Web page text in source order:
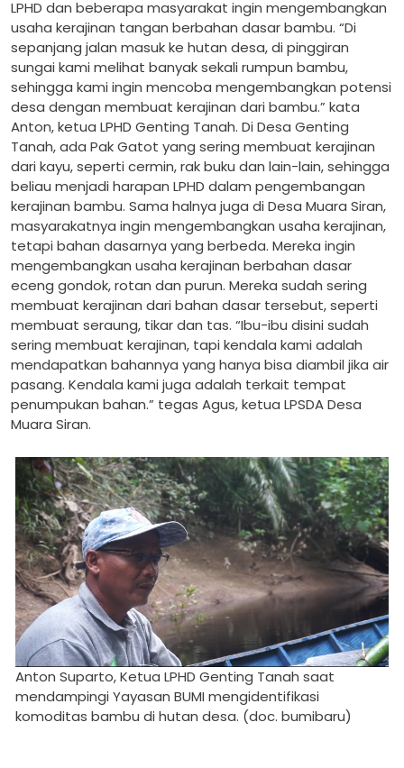
LPHD dan beberapa masyarakat ingin mengembangkan
usaha kerajinan tangan berbahan dasar bambu. “Di
sepanjang jalan masuk ke hutan desa, di pinggiran
sungai kami melihat banyak sekali rumpun bambu,
sehingga kami ingin mencoba mengembangkan potensi
desa dengan membuat kerajinan dari bambu.” kata
Anton, ketua LPHD Genting Tanah. Di Desa Genting
Tanah, ada Pak Gatot yang sering membuat kerajinan
dari kayu, seperti cermin, rak buku dan lain-lain, sehingga
beliau menjadi harapan LPHD dalam pengembangan
kerajinan bambu. Sama halnya juga di Desa Muara Siran,
masyarakatnya ingin mengembangkan usaha kerajinan,
tetapi bahan dasarnya yang berbeda. Mereka ingin
mengembangkan usaha kerajinan berbahan dasar
eceng gondok, rotan dan purun. Mereka sudah sering
membuat kerajinan dari bahan dasar tersebut, seperti
membuat seraung, tikar dan tas. “Ibu-ibu disini sudah
sering membuat kerajinan, tapi kendala kami adalah
mendapatkan bahannya yang hanya bisa diambil jika air
pasang. Kendala kami juga adalah terkait tempat
penumpukan bahan.” tegas Agus, ketua LPSDA Desa
Muara Siran.
Anton Suparto, Ketua LPHD Genting Tanah saat
mendampingi Yayasan BUMI mengidentifikasi
komoditas bambu di hutan desa. (doc. bumibaru)